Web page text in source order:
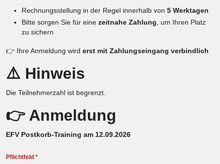
Rechnungsstellung in der Regel innerhalb von 5 Werktagen
Bitte sorgen Sie für eine zeitnahe Zahlung, um Ihren Platz
zu sichern
👉 Ihre Anmeldung wird erst mit Zahlungseingang verbindlich
⚠️ Hinweis
Die Teilnehmerzahl ist begrenzt.
👉 Anmeldung
EFV Postkorb-Training am 12.09.2026
Pflichtfeld *